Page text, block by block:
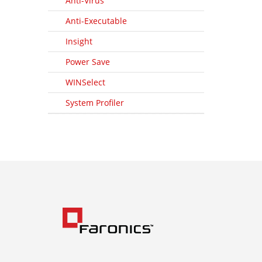
Anti-Executable
Insight
Power Save
WINSelect
System Profiler